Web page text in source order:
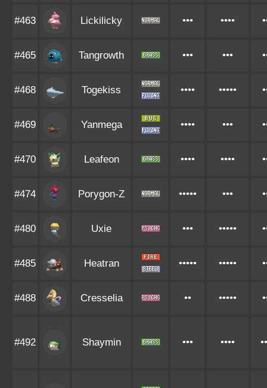
#463 Lickilicky ••• ••••
#465 Tangrowth ••• •••
#468 Togekiss •••• •••••
#469 Yanmega •••• •••
#470 Leafeon •••• ••••
#474 Porygon-Z ••••• •••
#480 Uxie ••• •••••
#485 Heatran ••••• •••••
#488 Cresselia •• •••••
#492 Shaymin ••• ••••